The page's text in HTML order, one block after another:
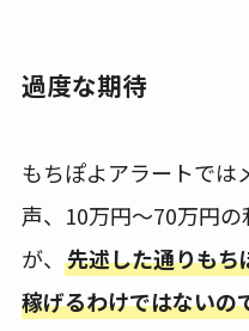
過度な期待
もちぽよアラートでは
声、10万円～70万円
が、 先述した通りもち
稼げるわけではないの